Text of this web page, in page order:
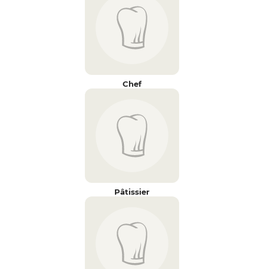
Chef
Pâtissier